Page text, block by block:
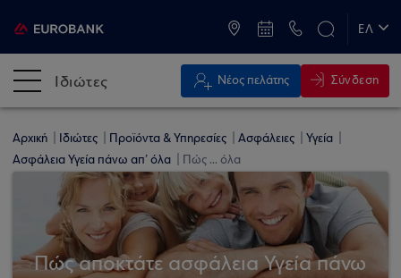
ΕΛ
Ιδιώτες Νέος πελάτης Σύνδεση
Αρχική Ιδιώτες Προϊόντα & Υπηρεσίες Ασφάλειες
Υγεία
Ασφάλεια Υγεία πάνω απ’ όλα
Πώς ... όλα
Πώς αποκτάτε ασφάλεια Υγεία πάνω